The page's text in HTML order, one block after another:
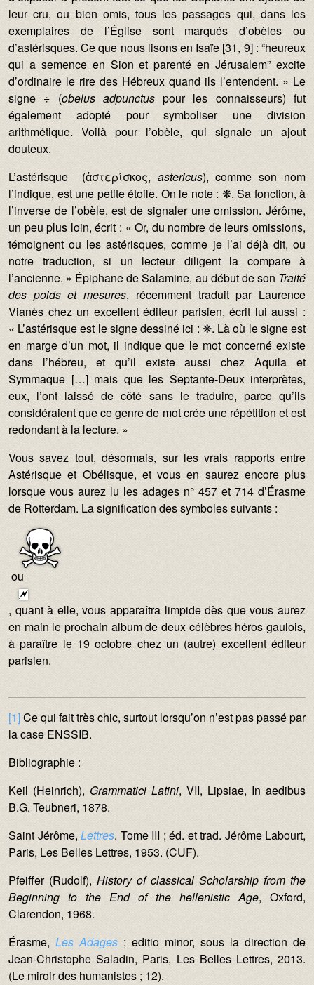
leur cru, ou bien omis, tous les passages qui, dans les
exemplaires de l’Église sont marqués d’obèles ou
d’astérisques. Ce que nous lisons en Isaïe [31, 9] : “heureux
qui a semence en Sion et parenté en Jérusalem” excite
d’ordinaire le rire des Hébreux quand ils l’entendent. » Le
signe ÷ (obelus adpunctuspour les connaisseurs) fut
également adopté pour symboliser une division
arithmétique. Voilà pour l’obèle, qui signale un ajout
douteux.
L’astérisque (ἀστερίσκος, astericus), comme son nom
l’indique, est une petite étoile. On le note : ❋. Sa fonction, à
l’inverse de l’obèle, est de signaler une omission. Jérôme,
un peu plus loin, écrit : « Or, du nombre de leurs omissions,
témoignent ou les astérisques, comme je l’ai déjà dit, ou
notre traduction, si un lecteur diligent la compare à
l’ancienne. » Épiphane de Salamine, au début de son Traité
des poids et mesures, récemment traduit par Laurence
Vianès chez un excellent éditeur parisien, écrit lui aussi :
« L’astérisque est le signe dessiné ici : ❋. Là où le signe est
en marge d’un mot, il indique que le mot concerné existe
dans l’hébreu, et qu’il existe aussi chez Aquila et
Symmaque […] mais que les Septante-Deux interprètes,
eux, l’ont laissé de côté sans le traduire, parce qu’ils
considéraient que ce genre de mot crée une répétition et est
redondant à la lecture. »
Vous savez tout, désormais, sur les vrais rapports entre
Astérisque et Obélisque, et vous en saurez encore plus
lorsque vous aurez lu les adages n° 457 et 714 d’Érasme
de Rotterdam. La signification des symboles suivants :
Image :
ou
Image :
, quant à elle, vous apparaîtra limpide dès que vous aurez
en main le prochain album de deux célèbres héros gaulois,
à paraître le 19 octobre chez un (autre) excellent éditeur
parisien.
[1]Ce qui fait très chic, surtout lorsqu’on n’est pas passé par
la case ENSSIB.
Bibliographie :
Keil (Heinrich), Grammatici Latini, VII, Lipsiae, In aedibus
B.G. Teubneri, 1878.
Saint Jérôme, Lettres. Tome III ; éd. et trad. Jérôme Labourt,
Paris, Les Belles Lettres, 1953. (CUF).
Pfeiffer (Rudolf), History of classical Scholarship from the
Beginning to the End of the hellenistic Age, Oxford,
Clarendon, 1968.
Érasme, Les Adages ; editio minor, sous la direction de
Jean-Christophe Saladin, Paris, Les Belles Lettres, 2013.
(Le miroir des humanistes ; 12).